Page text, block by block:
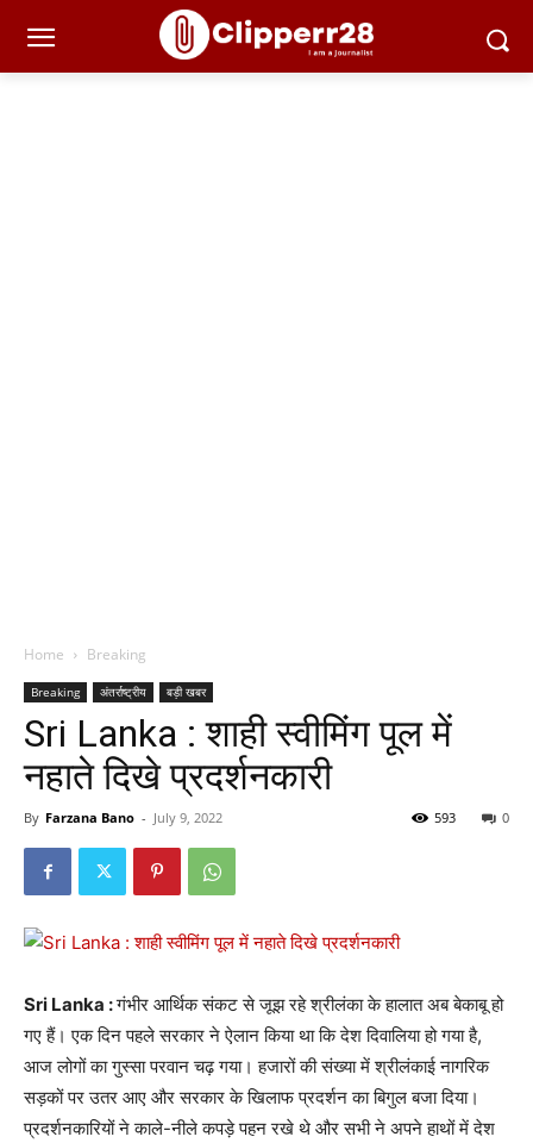
Home Breaking
Breaking अंतर्राष्ट्रीय बड़ी खबर
Sri Lanka : शाही स्वीमिंग पूल में
नहाते दिखे प्रदर्शनकारी
By Farzana Bano - July 9, 2022 0
593
Sri Lanka :गंभीर आर्थिक संकट से जूझ रहे श्रीलंका के हालात अब बेकाबू हो
गए हैं। एक दिन पहले सरकार ने ऐलान किया था कि देश दिवालिया हो गया है,
आज लोगों का गुस्सा परवान चढ़ गया। हजारों की संख्या में श्रीलंकाई नागरिक
सड़कों पर उतर आए और सरकार के खिलाफ प्रदर्शन का बिगुल बजा दिया।
प्रदर्शनकारियों ने काले-नीले कपड़े पहन रखे थे और सभी ने अपने हाथों में देश